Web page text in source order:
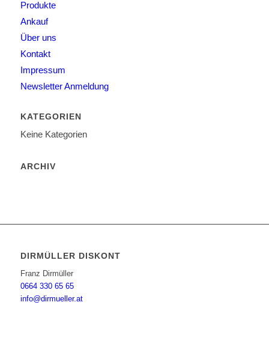
Produkte
Ankauf
Über uns
Kontakt
Impressum
Newsletter Anmeldung
KATEGORIEN
Keine Kategorien
ARCHIV
DIRMÜLLER DISKONT
Franz Dirmüller
0664 330 65 65
info@dirmueller.at